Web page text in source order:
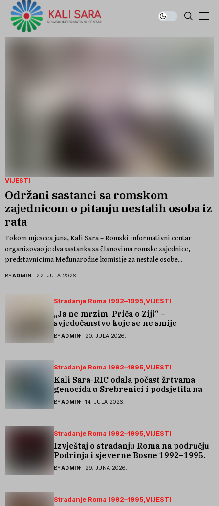
VIJESTI
Održani sastanci sa romskom
zajednicom o pitanju nestalih osoba iz
rata
Tokom mjeseca juna, Kali Sara – Romski informativni centar
organizovao je dva sastanka sa članovima romske zajednice,
predstavnicima Međunarodne komisije za nestale osobe...
BYADMIN 22. JULA 2026.
Stradanje Roma 1992–1995 VIJESTI
„Ja ne mrzim. Priča o Ziji“ –
svjedočanstvo koje se ne smije
zaboraviti
BYADMIN 20. JULA 2026.
Stradanje Roma 1992–1995 VIJESTI
Kali Sara-RIC odala počast žrtvama
genocida u Srebrenici i podsjetila na
stradanje Roma iz Skočića
BYADMIN 14. JULA 2026.
Stradanje Roma 1992–1995 VIJESTI
Izvještaj o stradanju Roma na području
Podrinja i sjeverne Bosne 1992–1995.
godine
BYADMIN 29. JUNA 2026.
Stradanje Roma 1992–1995 VIJESTI